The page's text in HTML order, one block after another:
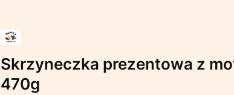
Skrzyneczka prezentowa z
470g